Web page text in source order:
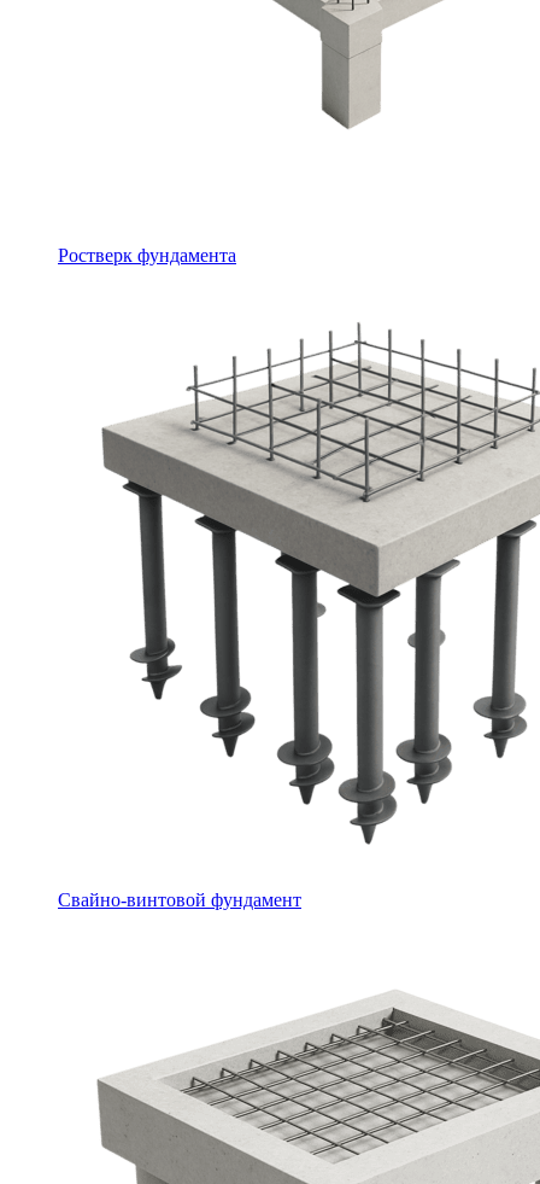
Ростверк фундамента
Свайно-винтовой фундамент